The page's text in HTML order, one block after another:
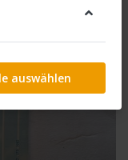
auswählen